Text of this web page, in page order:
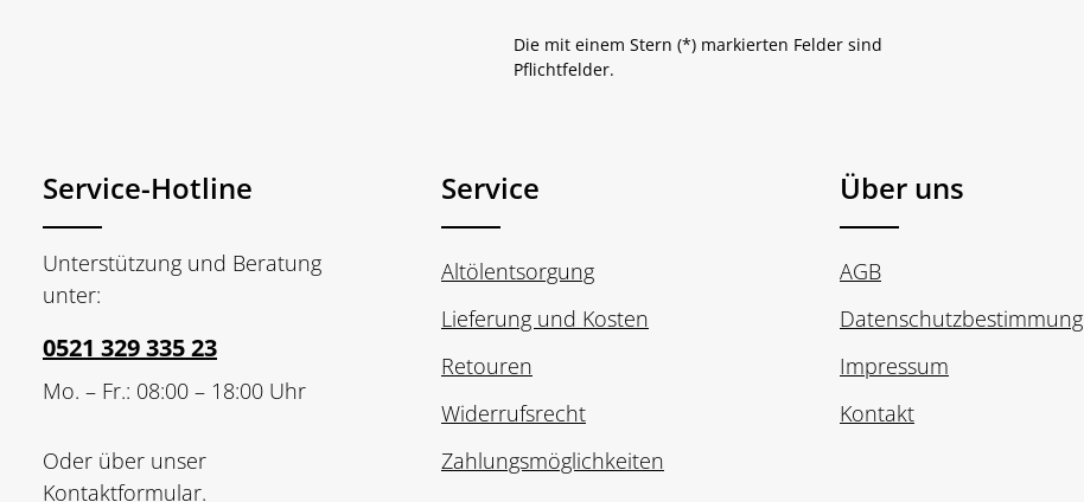
Die mit einem Stern (*) markierten Felder sind
Pflichtfelder.
Service-Hotline
Unterstützung und Beratung
unter:
0521 329 335 23
Mo. – Fr.: 08:00 – 18:00 Uhr
Oder über unser
Kontaktformular.
Service
Altölentsorgung
Lieferung und Kosten
Retouren
Widerrufsrecht
Zahlungsmöglichkeiten
Über uns
AGB
Datenschutzbestimmung
Impressum
Kontakt